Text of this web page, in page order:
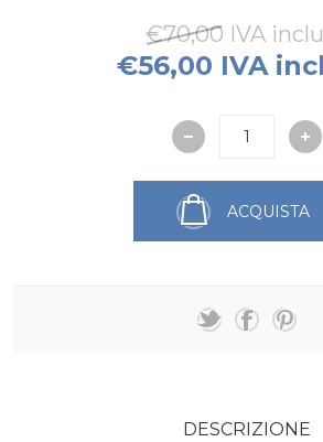
€70,00 IVA
€56,00 IVA
ACQUISTA
DESCRIZIONE